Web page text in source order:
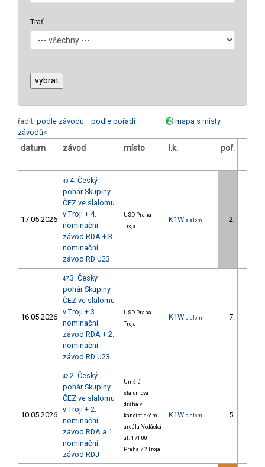
Trať
řadit: podle závodu podle pořadí
mapa s místy
závodů<
datum závod místo l.k. poř.
17.05.2026
48 4. Český
pohár Skupiny
ČEZ ve slalomu
v Troji + 4.
nominační
závod RDA + 3.
nominační
závod RD U23
USD Praha
Troja
K1W slalom 2.
16.05.2026
47 3. Český
pohár Skupiny
ČEZ ve slalomu
v Troji + 3.
nominační
závod RDA + 2.
nominační
závod RD U23
USD Praha
Troja
K1W slalom 7.
10.05.2026
42 2. Český
pohár Skupiny
ČEZ ve slalomu
v Troji + 2.
nominační
závod RDA a 1.
nominační
závod RDJ
Umělá
slalomová
dráha v
kanoistickém
areálu, Vodácká
ul., 171 00
Praha 7 ? Troja
K1W slalom 5.